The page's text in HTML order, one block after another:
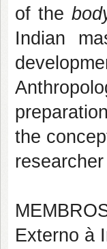
of the
Indian
the
Externo à